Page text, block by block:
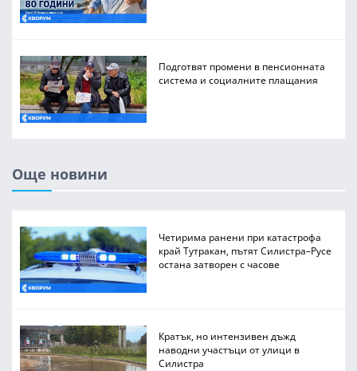
Подготвят промени в пенсионната
система и социалните плащания
Още новини
Четирима ранени при катастрофа
край Тутракан, пътят Силистра–Русе
остана затворен с часове
Кратък, но интензивен дъжд
наводни участъци от улици в
Силистра